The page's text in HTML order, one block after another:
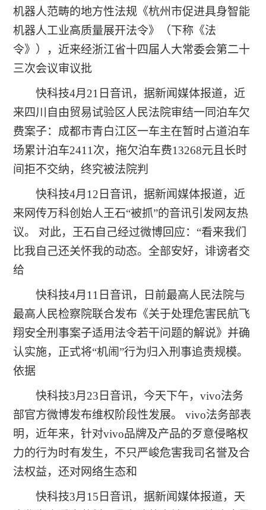
机器人范畴的地方性法规《杭州市促进具身智能
机器人工业高质量展开法令》（下称《法
令》），近来经浙江省十四届人大常委会第二十
三次会议审议批
快科技4月21日音讯，据新闻媒体报道，近
来四川自由贸易试验区人民法院审结一同泊车欠
费案子：成都市青白江区一车主在暂时占道泊车
场累计泊车2411次，拖欠泊车费13268元且长时
间拒不交纳，终究被法院判
快科技4月12日音讯，据新闻媒体报道，近
来网传万科创始人王石“被抓”的音讯引发网友热
议。 对此，王石自己经过微博回应：“看来我们
比我自己还关怀我的动态。全部安好，诽谤者交
给
快科技4月11日音讯，日前最高人民法院与
最高人民检察院联合发布《关于处理危害民航飞
翔安全刑事案子适用法令若干问题的解说》并确
认实施，正式将“机闹”行为归入刑事追责规模。
依据
快科技3月23日音讯，今天下午，vivo法务
部官方微博发布维权阶段性发展。 vivo法务部表
明，近年来，针对vivo品牌及产品的歹意侵略权
力的行为时有发生，不只严峻危害我司名誉及合
法权益，还对网络生态和
快科技3月15日音讯，据新闻媒体报道，天